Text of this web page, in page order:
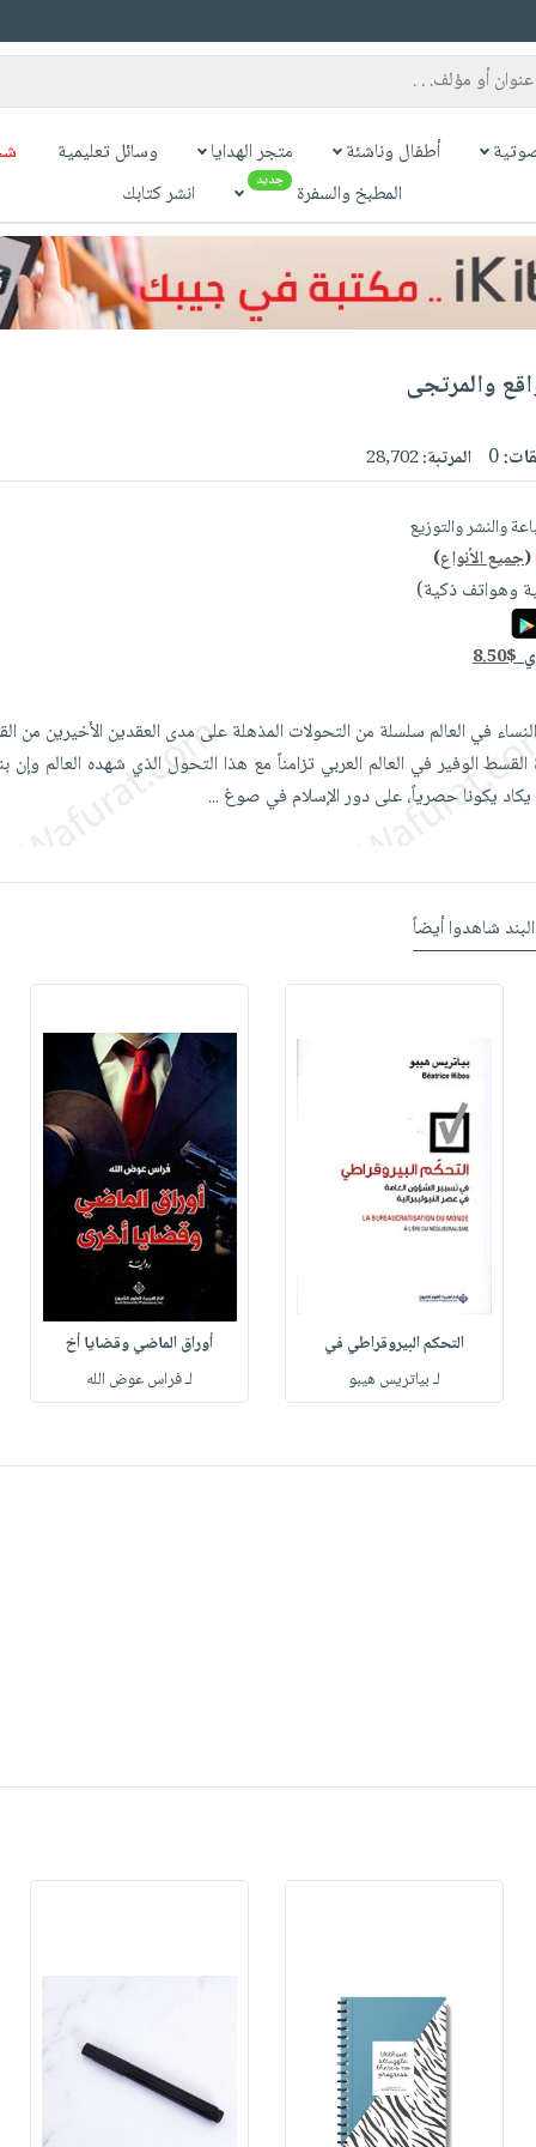
أطفال وناشئة متجر الهدايا وسائل تعليمية
المطبخ والسفرة
جديد انشر كتابك
والمرتجى
0 المرتبة:28,702
والنشر والتوزيع
(جميع الأنواع)
وهواتف ذكية)
8.50$
في العالم سلسلة من التحولات المذهلة على مدى العقدين الأخيرين من
القسط الوفير في العالم العربي تزامناً مع هذا التحول الذي شهده العالم
يكاد يكونا حصرياً، على دور الإسلام في صوغ...
شاهدوا أيضاً
التحكم البيروقراطي في
لـ بياتريس هيبو
أوراق الماضي وقضايا أخ
لـ فراس عوض الله